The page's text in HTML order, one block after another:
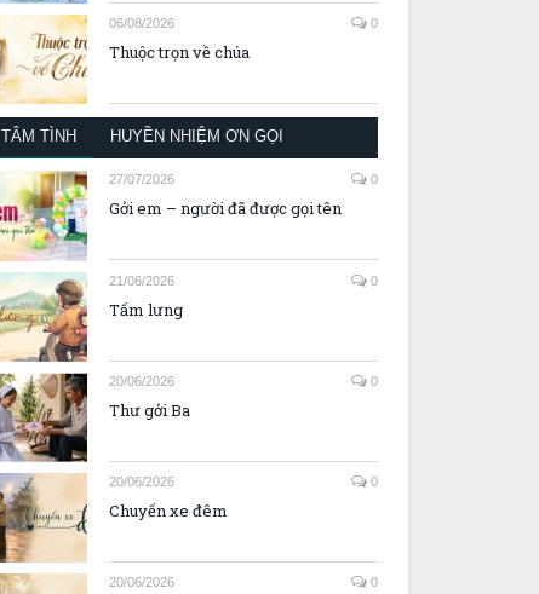
06/08/2026 0
Thuộc trọn về chúa
TÂM TÌNH HUYỀN NHIỆM ƠN GỌI
27/07/2026 0
Gởi em – người đã được gọi tên
21/06/2026 0
Tấm lưng
20/06/2026 0
Thư gởi Ba
20/06/2026 0
Chuyến xe đêm
20/06/2026 0